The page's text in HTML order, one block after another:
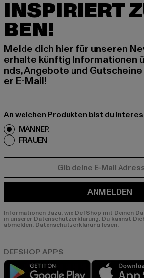
INSPIRIERT
BEN!
Melde dich hier für unseren
erhalte künftig Informationen
nds, Angebote und
er E-Mail!
An welchen Produkten bist du
MÄNNER
FRAUEN
ANMELDEN
Informationen dazu, wie DefShop mit Deinen
in unserer Datenschutzerklärung. Du kannst
abmelden. Datenschutzerklärung lesen.
Play market